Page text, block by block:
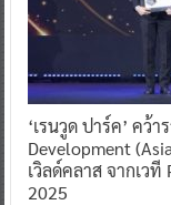
‘เรนวูด ปาร์ค’ คว้
Development
เวิลด์คลาส จากเว
2025